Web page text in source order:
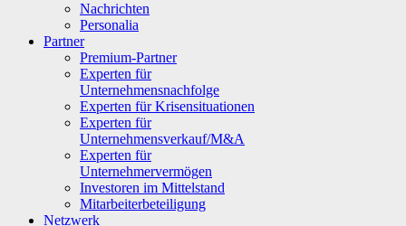
Nachrichten
Personalia
Partner
Premium-Partner
Experten für
Unternehmensnachfolge
Experten für Krisensituationen
Experten für
Unternehmensverkauf/M&A
Experten für
Unternehmervermögen
Investoren im Mittelstand
Mitarbeiterbeteiligung
Netzwerk